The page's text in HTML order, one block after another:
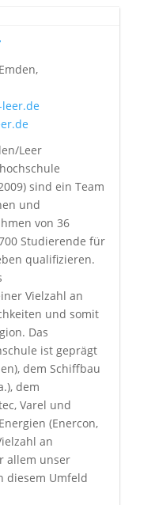
Leer
sind ein Team
und
von 36
Studierende für
qualifizieren.
Vielzahl an
und somit
Das
ist geprägt
dem Schiffbau
dem
Varel und
(Enercon,
an
allem unser
diesem Umfeld